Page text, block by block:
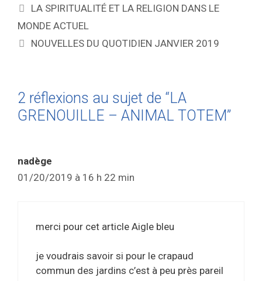
LA SPIRITUALITÉ ET LA RELIGION DANS LE
MONDE ACTUEL
NOUVELLES DU QUOTIDIEN JANVIER 2019
2 réflexions au sujet de “LA
GRENOUILLE – ANIMAL TOTEM”
nadège
01/20/2019 à 16 h 22 min
merci pour cet article Aigle bleu
je voudrais savoir si pour le crapaud
commun des jardins c’est à peu près pareil